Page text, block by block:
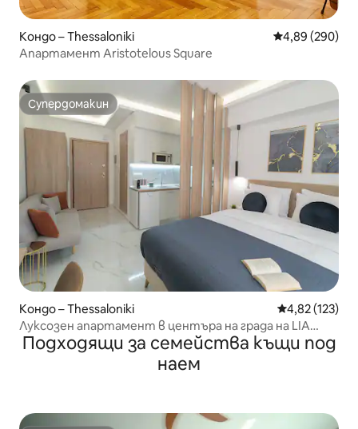
Кондо – Thessaloniki Средна
4,89 (290)
Апартамент Aristotelous Square
Супердомакин
Супердомакин
Кондо – Thessaloniki Средна
4,82 (123)
Луксозен апартамент в центъра на града на LIA
*Отлично местоположение*
Подходящи за семейства къщи под
наем